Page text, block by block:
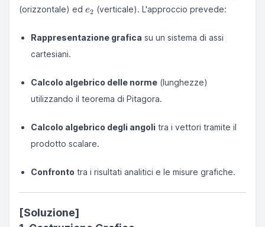
(orizzontale) ed e_2
e2 (verticale). L'approccio prevede:
Rappresentazione grafica su un sistema di assi
cartesiani.
Calcolo algebrico delle norme (lunghezze)
utilizzando il teorema di Pitagora.
Calcolo algebrico degli angoli tra i vettori tramite il
prodotto scalare.
Confronto tra i risultati analitici e le misure grafiche.
[Soluzione]